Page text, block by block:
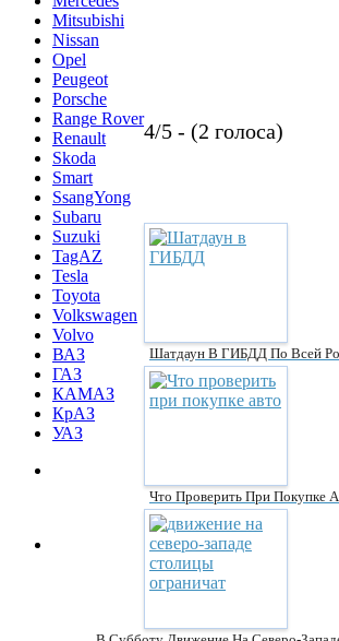
Mitsubishi
Nissan
Opel
Peugeot
Porsche
Range Rover
Renault
Skoda
Smart
SsangYong
Subaru
Suzuki
TagAZ
Tesla
Toyota
Volkswagen
Volvo
ВАЗ
ГАЗ
КАМАЗ
КрАЗ
УАЗ
4/5 - (2 голоса)
Шатдаун В ГИБДД По Всей
Что Проверить При Покупке